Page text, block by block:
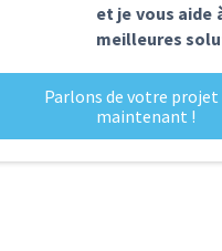
et je vous aide
meilleures
Parlons de votre projet
maintenant !